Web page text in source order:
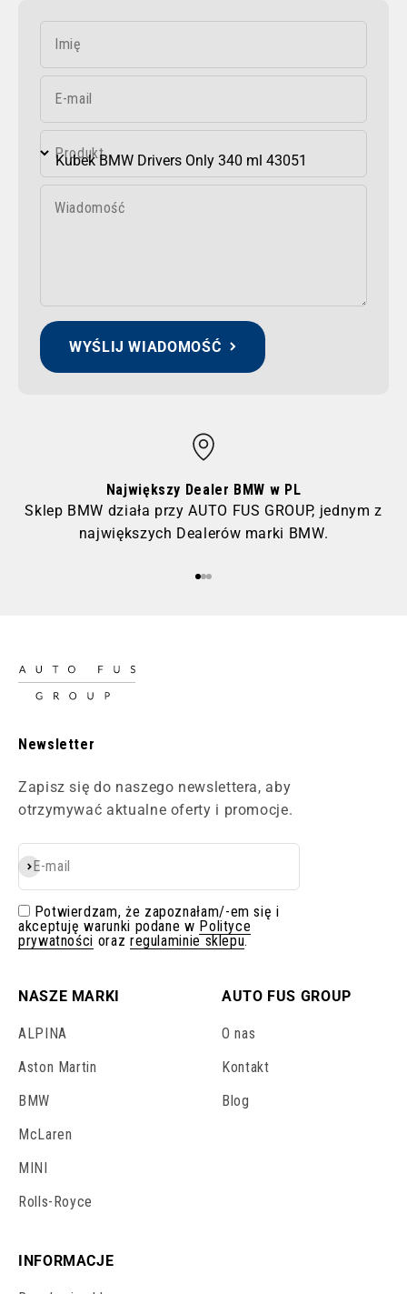
Imię
E-mail
Produkt
Wiadomość
WYŚLIJ WIADOMOŚĆ
Największy Dealer BMW w PL
Sklep BMW działa przy AUTO FUS GROUP, jednym z
największych Dealerów marki BMW.
Newsletter
Zapisz się do naszego newslettera, aby
otrzymywać aktualne oferty i promocje.
E-mail
Subskrybuj
Potwierdzam, że zapoznałam/-em się i
akceptuję warunki podane w Polityce
prywatności oraz regulaminie sklepu.
NASZE MARKI
ALPINA
Aston Martin
BMW
McLaren
MINI
Rolls-Royce
AUTO FUS GROUP
O nas
Kontakt
Blog
INFORMACJE